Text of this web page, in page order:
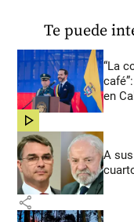
Te puede
“La
en
share
A
share